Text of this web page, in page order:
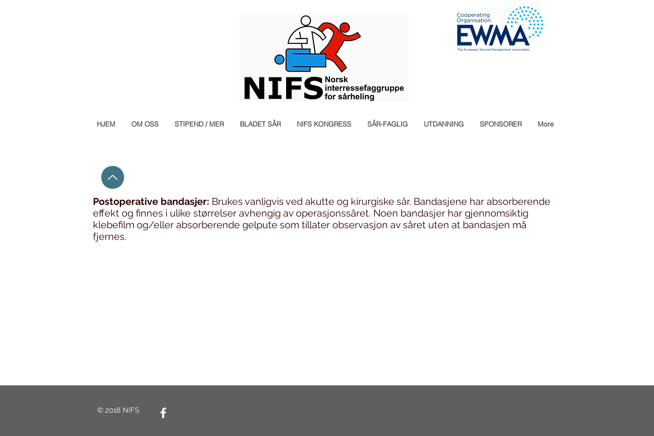
HJEM OM OSS STIPEND / MER BLADET SÅR NIFS KONGRESS SÅR-FAGLIG UTDANNING SPONSORER More
Postoperative bandasjer: Brukes vanligvis ved akutte og kirurgiske sår. Bandasjene har absorberende
effekt og finnes i ulike størrelser avhengig av operasjonssåret. Noen bandasjer har gjennomsiktig
klebefilm og/eller absorberende gelpute som tillater observasjon av såret uten at bandasjen må
fjernes.
© 2018 NIFS